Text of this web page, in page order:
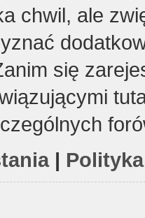
chwil, ale
się
|